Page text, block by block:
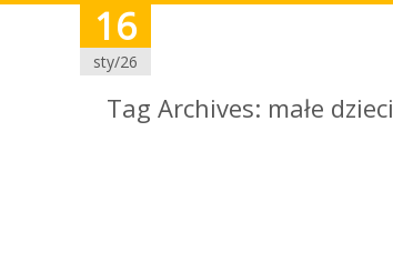
Tag Archives: małe dzieci
16
sty/26